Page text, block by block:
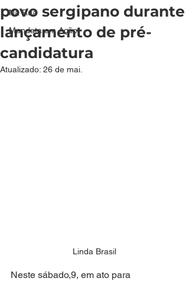
Na Rua
Mandata em Ação
povo sergipano durante
lançamento de pré-
candidatura
Atualizado: 26 de mai.
Linda Brasil
Neste sábado,9, em ato para